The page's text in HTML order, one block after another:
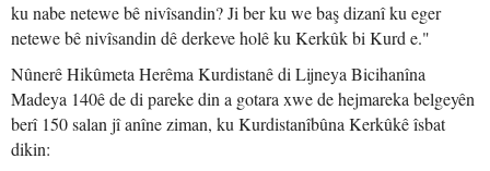
ku nabe netewe bê nivîsandin? Ji ber ku we baş dizanî ku eger
netewe bê nivîsandin dê derkeve holê ku Kerkûk bi Kurd e."
Nûnerê Hikûmeta Herêma Kurdistanê di Lijneya Bicihanîna
Madeya 140ê de di pareke din a gotara xwe de hejmareka belgeyên
berî 150 salan jî anîne ziman, ku Kurdistanîbûna Kerkûkê îsbat
dikin: